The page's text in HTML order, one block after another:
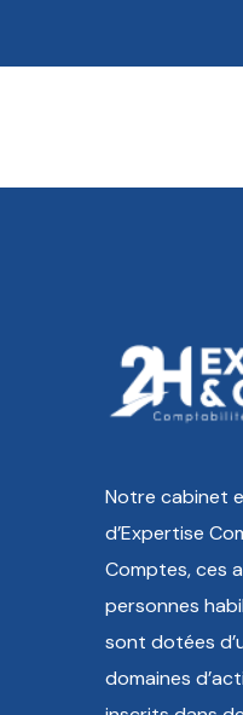
Notre cabinet
d’Expertise
Comptes, ces
personnes
sont dotées
domaines